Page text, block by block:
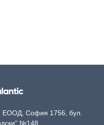
ЕООД, София 1756, бул.
№148